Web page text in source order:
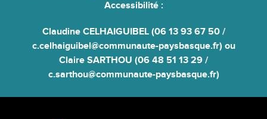
Accessibilité :
Claudine CELHAIGUIBEL (06 13 93 67 50 /
c.celhaiguibel@communaute-paysbasque.fr) ou
Claire SARTHOU (06 48 51 13 29 /
c.sarthou@communaute-paysbasque.fr)